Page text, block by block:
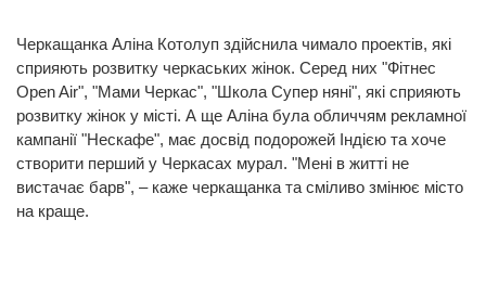
Черкащанка Аліна Котолуп здійснила чимало проектів, які
сприяють розвитку черкаських жінок. Серед них "Фітнес
Open Air", "Мами Черкас", "Школа Супер няні", які сприяють
розвитку жінок у місті. А ще Аліна була обличчям рекламної
кампанії "Нескафе", має досвід подорожей Індією та хоче
створити перший у Черкасах мурал. "Мені в житті не
вистачає барв", – каже черкащанка та сміливо змінює місто
на краще.